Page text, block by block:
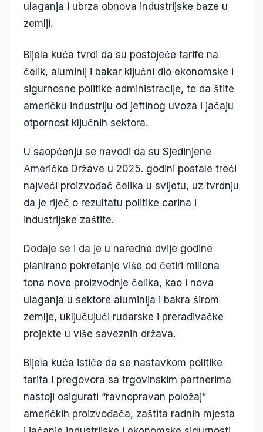
ulaganja i ubrza obnova industrijske baze u
zemlji.
Bijela kuća tvrdi da su postojeće tarife na
čelik, aluminij i bakar ključni dio ekonomske i
sigurnosne politike administracije, te da štite
američku industriju od jeftinog uvoza i jačaju
otpornost ključnih sektora.
U saopćenju se navodi da su Sjedinjene
Američke Države u 2025. godini postale treći
najveći proizvođač čelika u svijetu, uz tvrdnju
da je riječ o rezultatu politike carina i
industrijske zaštite.
Dodaje se i da je u naredne dvije godine
planirano pokretanje više od četiri miliona
tona nove proizvodnje čelika, kao i nova
ulaganja u sektore aluminija i bakra širom
zemlje, uključujući rudarske i prerađivačke
projekte u više saveznih država.
Bijela kuća ističe da se nastavkom politike
tarifa i pregovora sa trgovinskim partnerima
nastoji osigurati “ravnopravan položaj”
američkih proizvođača, zaštita radnih mjesta